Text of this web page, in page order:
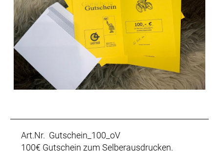
Art.Nr. Gutschein_100_oV
100€ Gutschein zum Selberausdrucken.